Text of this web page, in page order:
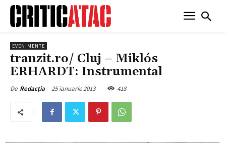
EVENIMENTE
tranzit.ro/ Cluj – Miklós
ERHARDT: Instrumental
De Redacția 25 ianuarie 2013 418